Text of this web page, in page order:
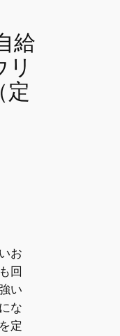
給
定
お
回
い
な
定